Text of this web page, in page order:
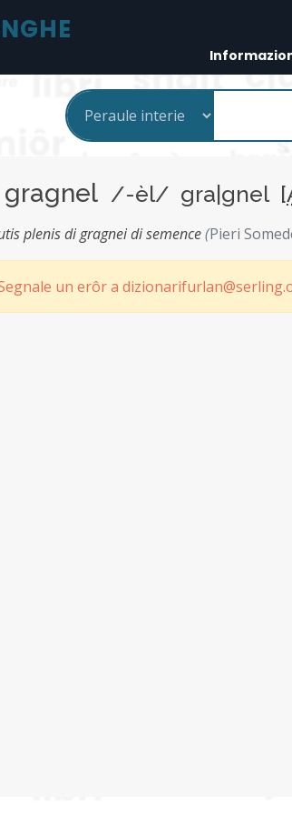
gragnel /-èl/ gra|gnel [
plenis di gragnei di semence(Pieri
un erôr a